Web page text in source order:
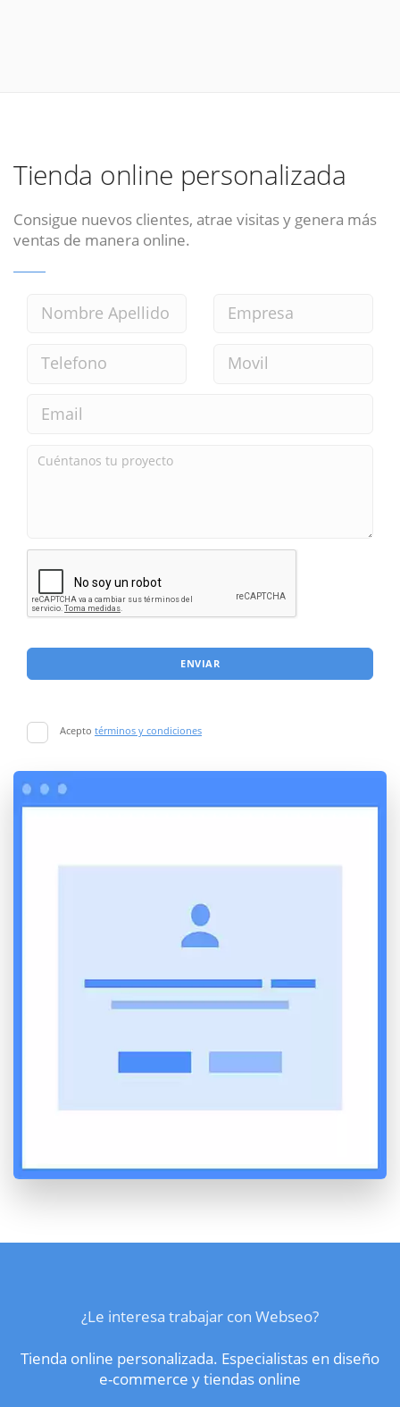
Tienda online personalizada
Consigue nuevos clientes, atrae visitas y genera más
ventas de manera online.
ENVIAR
Acepto términos y condiciones
¿Le interesa trabajar con Webseo?
Tienda online personalizada. Especialistas en diseño
e-commerce y tiendas online